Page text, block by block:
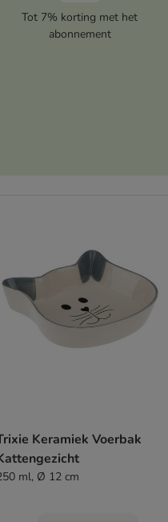
Tot 7% korting met het
abonnement
Keramiek Voerbak
ml, Ø 12 cm